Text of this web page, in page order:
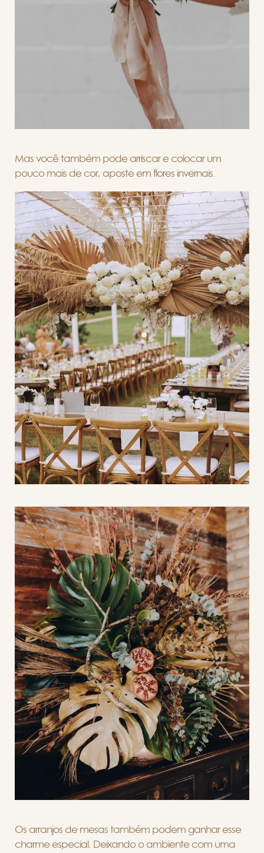
Mas você também pode arriscar e colocar um
pouco mais de cor, aposte em flores invernais.
Os arranjos de mesas também podem ganhar esse
charme especial. Deixando o ambiente com uma